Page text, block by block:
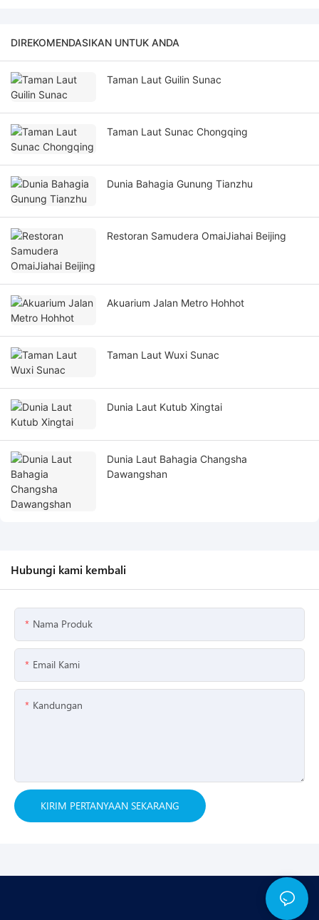
DIREKOMENDASIKAN UNTUK ANDA
Taman Laut Guilin Sunac
Taman Laut Sunac Chongqing
Dunia Bahagia Gunung Tianzhu
Restoran Samudera OmaiJiahai Beijing
Akuarium Jalan Metro Hohhot
Taman Laut Wuxi Sunac
Dunia Laut Kutub Xingtai
Dunia Laut Bahagia Changsha
Dawangshan
Hubungi kami kembali
Nama Produk
Email Kami
Kandungan
KIRIM PERTANYAAN SEKARANG